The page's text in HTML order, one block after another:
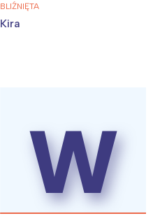
BLIŹNIĘTA
Kira
W